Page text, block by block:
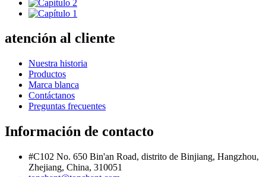
atención al cliente
Nuestra historia
Productos
Marca blanca
Contáctanos
Preguntas frecuentes
Información de contacto
#C102 No. 650 Bin'an Road, distrito de Binjiang, Hangzhou,
Zhejiang, China, 310051